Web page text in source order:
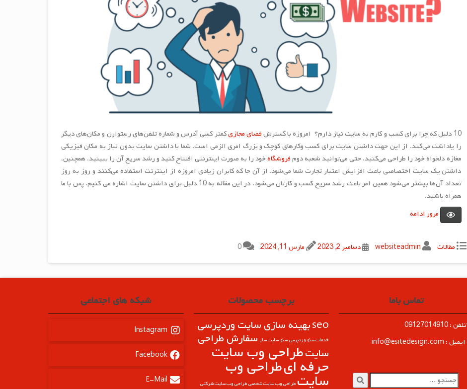
10 دلیل که چرا برای کسب و کارم به سایت نیاز دارم؟ امروزه با گسترش فضای مجازیکمتر کسی آدرس و شماره تلفن‌های رستوارن و مکان‌های دیگر
را یاداشت می‌کند. از این جهت داشتن سایت برای کسب وکارهای کوچک و بزرگ امری الزمی است. شما با داشتن سایت بدون نیاز به مکان فیزیکی
مغازه دلخواه خود را طراحی می‌کنید. حتی می‌توانید شعبه دومفروشگاهخود را به صورت اینترنتی افتتاح کنید و رشد سریع آن را ببینید. همچنین،
داشتن یک سایت اختصاصی باعث افزایش اعتبار تجارت شما می‌شود. از آن جا که کابران زیادی امروزه از اینترنت استفاده می‌کنند و روز به روز
تعداد آن‌ها بیشتر می‌شود همین امر باعث رشد سریع کسب و کارتان می‌شود. در این مقاله به 10 دلیل برای داشتن سایت اشاره می کنیم. پس با ما
همراه باشید.
مرور ادامه
مقالات websiteadmin دسامبر 2, 2023 مارس 11, 2024 0
تماس باما
تلفن : 09127014910
ایمیل : info@esitedesign.com
برچسب محصولات
seoبهینه سازی سایت وردپرسی
خدمات سئو وردپرسسئو سایت ساز سفارش طراحی
سایتطراحی وب سايت
حرفه ایطراحی وب
سایت طراحی وب سایت شخصیطراحی وب سایت شرکتی
شبکه های اجتماعی
Facebook